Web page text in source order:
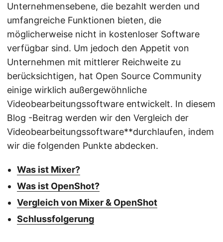
Unternehmensebene, die bezahlt werden und
umfangreiche Funktionen bieten, die
möglicherweise nicht in kostenloser Software
verfügbar sind. Um jedoch den Appetit von
Unternehmen mit mittlerer Reichweite zu
berücksichtigen, hat Open Source Community
einige wirklich außergewöhnliche
Videobearbeitungssoftware entwickelt. In diesem
Blog -Beitrag werden wir den Vergleich der
Videobearbeitungssoftware**durchlaufen, indem
wir die folgenden Punkte abdecken.
Was ist Mixer?
Was ist OpenShot?
Vergleich von Mixer & OpenShot
Schlussfolgerung